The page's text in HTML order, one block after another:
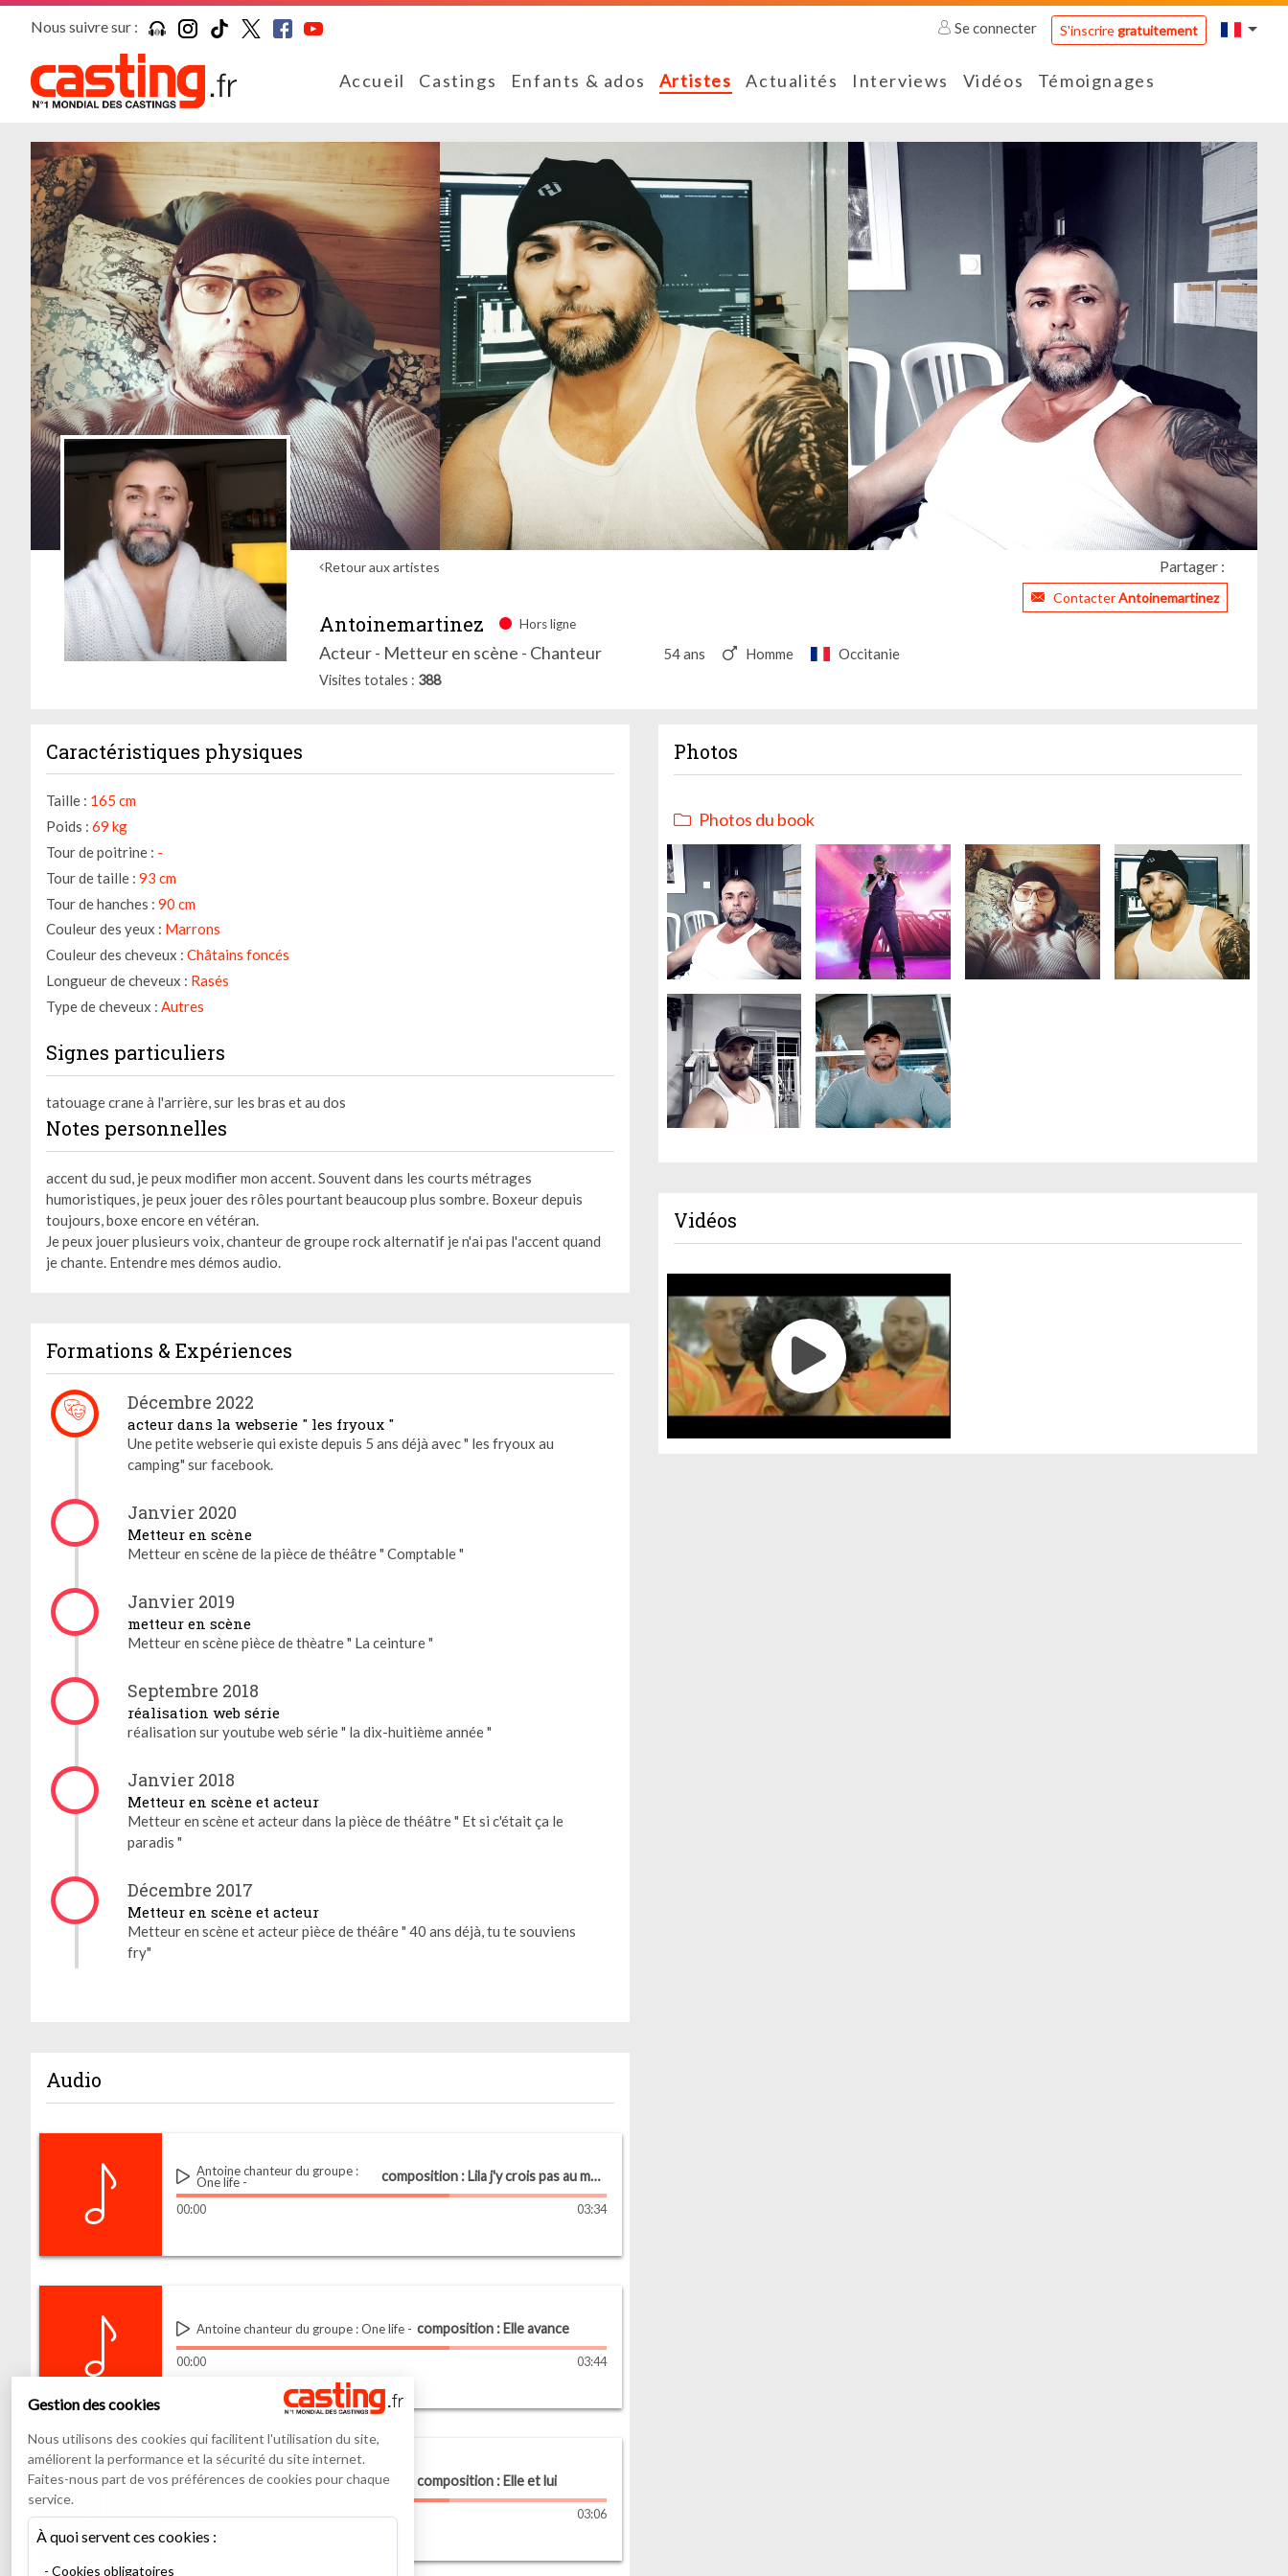
Nous suivre sur : Se connecter S'inscriregratuitement
Accueil Castings Enfants & ados Artistes Actualités Interviews Vidéos Témoignages
Retour aux artistes Partager :
ContacterAntoinemartinez
Antoinemartinez Hors ligne
Acteur - Metteur en scène - Chanteur 54 ans Homme Occitanie
Visites totales 388
Caractéristiques physiques
Taille : 165 cm
Poids : 69 kg
Tour de poitrine : -
Tour de taille : 93 cm
Tour de hanches : 90 cm
Couleur des yeux : Marrons
Couleur des cheveux : Châtains foncés
Longueur de cheveux : Rasés
Type de cheveux : Autres
Signes particuliers
tatouage crane à l'arrière, sur les bras et au dos
Notes personnelles
accent du sud, je peux modifier mon accent. Souvent dans les courts métrages
humoristiques, je peux jouer des rôles pourtant beaucoup plus sombre. Boxeur depuis
toujours, boxe encore en vétéran.
Je peux jouer plusieurs voix, chanteur de groupe rock alternatif je n'ai pas l'accent quand
je chante. Entendre mes démos audio.
Formations & Expériences
Décembre 2022
acteur dans la webserie " les fryoux "
Une petite webserie qui existe depuis 5 ans déjà avec " les fryoux au
camping" sur facebook.
Janvier 2020
Metteur en scène
Metteur en scène de la pièce de théâtre " Comptable "
Janvier 2019
metteur en scène
Metteur en scène pièce de thèatre " La ceinture "
Septembre 2018
réalisation web série
réalisation sur youtube web série " la dix-huitième année "
Janvier 2018
Metteur en scène et acteur
Metteur en scène et acteur dans la pièce de théâtre " Et si c'était ça le
paradis "
Décembre 2017
Metteur en scène et acteur
Metteur en scène et acteur pièce de théâre " 40 ans déjà, tu te souviens
fry"
Audio
Antoine chanteur du groupe :
One life composition : Lila j'y crois pas au meilleur ami
00:00 03:34
Antoine chanteur du groupe : One life composition : Elle avance
00:00 03:44
Antoine chanteur du groupe : One life composition : Elle et lui
00:00 03:06
Photos
Photos du book
Vidéos
Gestion des cookies
Nous utilisons des cookies qui facilitent l'utilisation du site,
améliorent la performance et la sécurité du site internet.
Faites-nous part de vos préférences de cookies pour chaque
service.
À quoi servent ces cookies :
Cookies obligatoires